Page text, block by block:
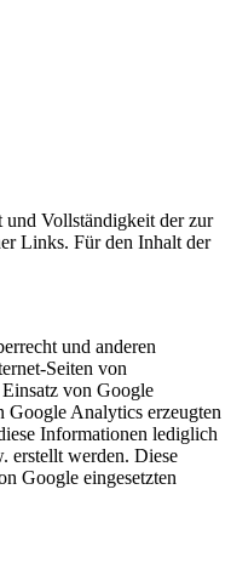
Vollständigkeit der zur
Links. Für den Inhalt der
und anderen
Seiten von
von Google
Google Analytics erzeugten
Informationen lediglich
erstellt werden. Diese
Google eingesetzten